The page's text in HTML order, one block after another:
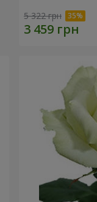
5 322 грн